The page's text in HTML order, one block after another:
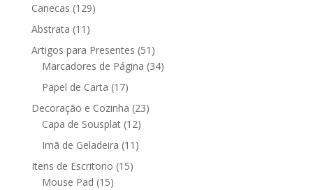
Canecas 129129
Abstrata 11 11
produtos
Artigos para Presentes 51 51
produtos
Marcadores de Página 3434
Papel de Carta 1717
produtos
Decoração e Cozinha 2323
Capa de Sousplat 1212
produtos
Imã de Geladeira 11 11
Itens de Escritorio 1515
Mouse Pad 1515